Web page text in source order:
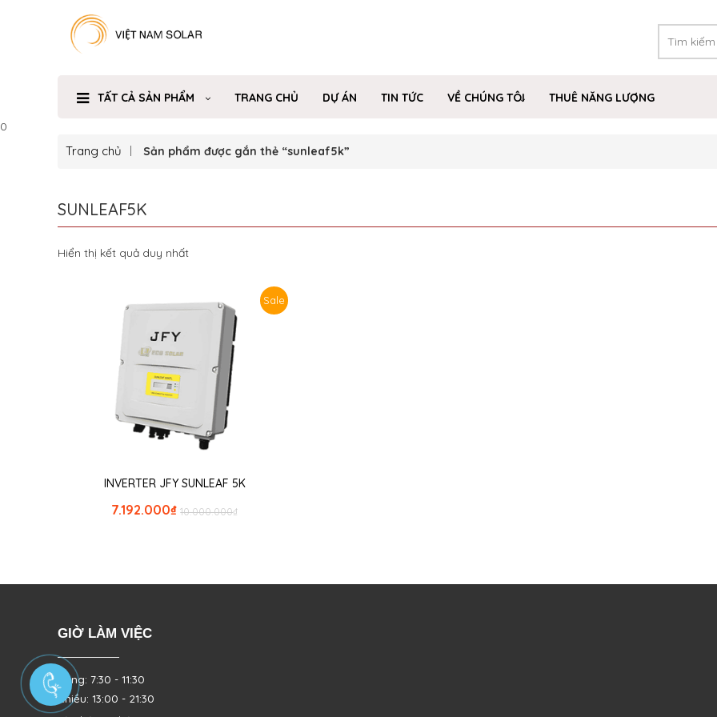
TẤT CẢ SẢN PHẨM TRANG CHỦ DỰ ÁN TIN TỨC VỀ CHÚNG TÔI
THUÊ NĂNG LƯỢNG
0
Trang chủ Sản phẩm được gắn thẻ “sunleaf5k”
SUNLEAF5K
Hiển thị kết quả duy nhất
Sale
INVERTER JFY SUNLEAF 5K
₫
10.000.000
₫
7.192.000
GIỜ LÀM VIỆC
Sáng: 7:30 - 11:30
Chiều: 13:00 - 21:30